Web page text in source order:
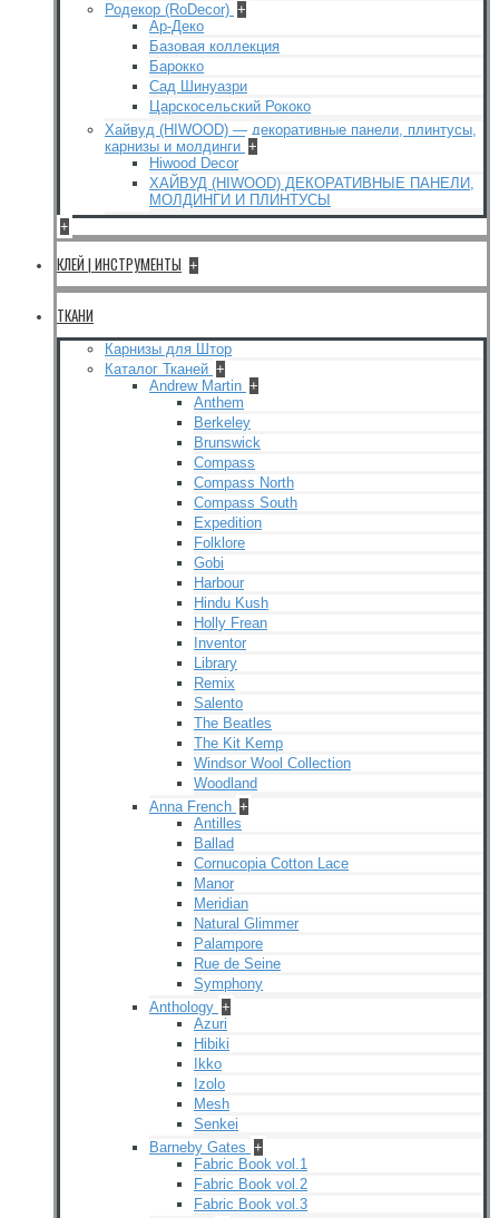
Родекор (RoDecor) +
Ар-Деко
Базовая коллекция
Барокко
Сад Шинуазри
Царскосельский Рококо
Хайвуд (HIWOOD) — декоративные панели, плинтусы,
карнизы и молдинги +
Hiwood Decor
ХАЙВУД (HIWOOD) ДЕКОРАТИВНЫЕ ПАНЕЛИ,
МОЛДИНГИ И ПЛИНТУСЫ
+
КЛЕЙ | ИНСТРУМЕНТЫ +
ТКАНИ
Карнизы для Штор
Каталог Тканей +
Andrew Martin +
Anthem
Berkeley
Brunswick
Compass
Compass North
Compass South
Expedition
Folklore
Gobi
Harbour
Hindu Kush
Holly Frean
Inventor
Library
Remix
Salento
The Beatles
The Kit Kemp
Windsor Wool Collection
Woodland
Anna French +
Antilles
Ballad
Cornucopia Cotton Lace
Manor
Meridian
Natural Glimmer
Palampore
Rue de Seine
Symphony
Anthology +
Azuri
Hibiki
Ikko
Izolo
Mesh
Senkei
Barneby Gates +
Fabric Book vol.1
Fabric Book vol.2
Fabric Book vol.3